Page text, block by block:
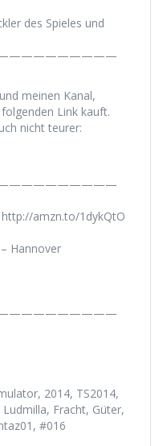
des Spieles und
meinen Kanal,
Link kauft.
nicht teurer:
amzn.to/1dykQtO
Hannover
2014, TS2014,
Fracht, Güter,
#016